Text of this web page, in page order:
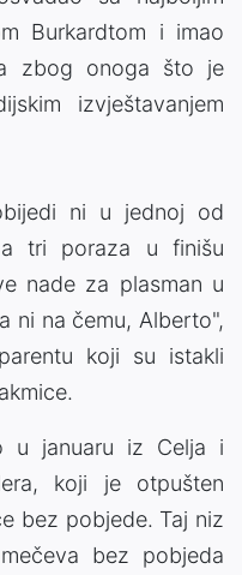
Burkardtom i imao
zbog onoga što je
izvještavanjem
ni u jednoj od
tri poraza u finišu
nade za plasman u
ni na čemu, Alberto",
koji su istakli
u januaru iz Celja i
koji je otpušten
bez pobjede. Taj niz
bez pobjeda